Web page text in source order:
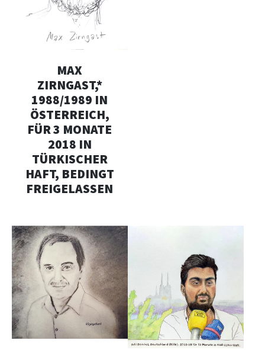
MAX
ZIRNGAST,*
1988/1989 IN
ÖSTERREICH,
FÜR 3 MONATE
2018 IN
TÜRKISCHER
HAFT, BEDINGT
FREIGELASSEN